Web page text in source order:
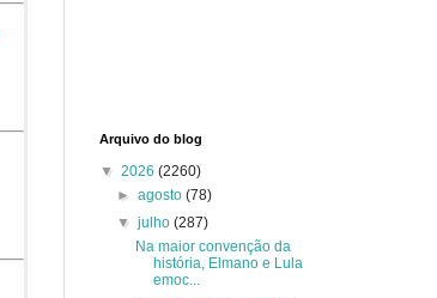
Arquivo do blog
▼ 2026 (2260)
►agosto(78)
▼julho(287)
Na maior convenção da
história, Elmano e Lula
emoc...